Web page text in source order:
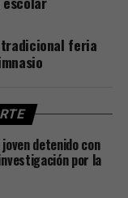
feria
detenido con
por la